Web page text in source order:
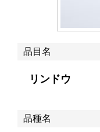
品目名
リンドウ
品種名